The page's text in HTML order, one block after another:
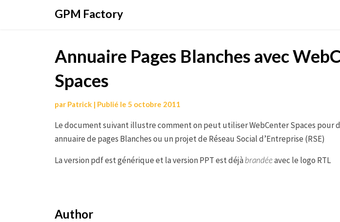
GPM Factory
Annuaire Pages Blanches avec
Spaces
par Patrick | Publié le 5 octobre 2011
Le document suivant illustre comment on peut utiliser WebCenter Spaces pour
annuaire de pages Blanches ou un projet de Réseau Social d’Entreprise (RSE)
La version pdf est générique et la version PPT est déjàbrandéeavec le logo RTL
Author